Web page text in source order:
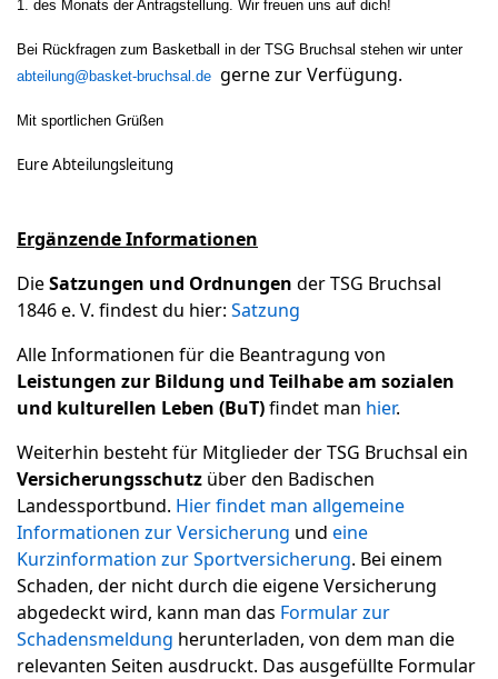
1. des Monats der Antragstellung. Wir freuen uns auf dich!
Bei Rückfragen zum Basketball in der TSG Bruchsal stehen wir unter
abteilung@basket-bruchsal.de gerne zur Verfügung.
Mit sportlichen Grüßen
Eure Abteilungsleitung
Ergänzende Informationen
DieSatzungen und Ordnungen der TSG Bruchsal
1846 e. V. findest du hier: Satzung
Alle Informationen für die Beantragung von
Leistungen zur Bildung und Teilhabe am sozialen
und kulturellen Leben (BuT)findet man hier.
Weiterhin besteht für Mitglieder der TSG Bruchsal ein
Versicherungsschutz über den Badischen
Landessportbund. Hier findet man allgemeine
Informationen zur Versicherung und eine
Kurzinformation zur Sportversicherung. Bei einem
Schaden, der nicht durch die eigene Versicherung
abgedeckt wird, kann man das Formular zur
Schadensmeldung herunterladen, von dem man die
relevanten Seiten ausdruckt. Das ausgefüllte Formular